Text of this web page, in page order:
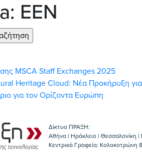
EEN
MSCA Staff Exchanges 2025
Heritage Cloud: Νέα Προκήρυξη
για τον Ορίζοντα Ευρώπη
Δίκτυο ΠΡΑΞΗ:
Αθήνα | Ηράκλειο | Θεσσαλονίκη
Κεντρικά Γραφεία: Kολοκοτρώνη